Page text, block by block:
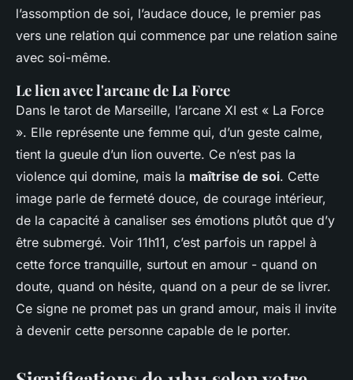
l’assomption de soi, l’audace douce, le premier pas
vers une relation qui commence par une relation saine
avec soi-même.
Le lien avec l'arcane de La Force
Dans le tarot de Marseille, l’arcane XI est « La Force
». Elle représente une femme qui, d’un geste calme,
tient la gueule d’un lion ouverte. Ce n’est pas la
violence qui domine, mais la maîtrise de soi. Cette
image parle de fermeté douce, de courage intérieur,
de la capacité à canaliser ses émotions plutôt que d’y
être submergé. Voir 11h11, c’est parfois un rappel à
cette force tranquille, surtout en amour - quand on
doute, quand on hésite, quand on a peur de se livrer.
Ce signe ne promet pas un grand amour, mais il invite
à devenir cette personne capable de le porter.